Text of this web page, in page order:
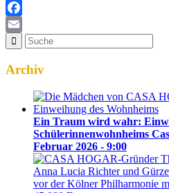
Facebook
Email
Archiv
Ein Traum wird wahr:
Schülerinnenwohnheims
Februar 2026 - 9:00